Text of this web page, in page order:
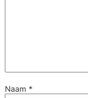
Naam *